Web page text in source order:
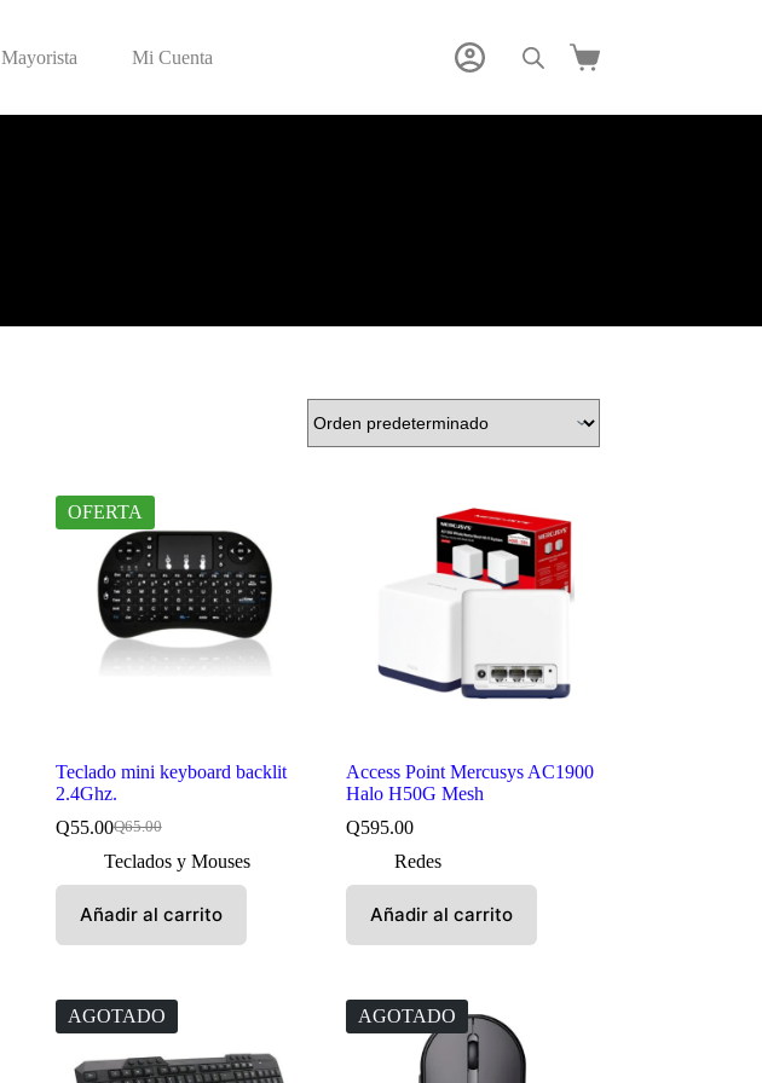
Mayorista Mi Cuenta
Carro
OFERTA
Teclado mini keyboard backlit
2.4Ghz.
Q65.00
El
precio
original
era:
Q65.00.
Q55.00El
precio
actual
es:
Q55.00.
Teclados y Mouses
Añadir al carrito
Access Point Mercusys AC1900
Halo H50G Mesh
Q595.00
Redes
Añadir al carrito
AGOTADO AGOTADO